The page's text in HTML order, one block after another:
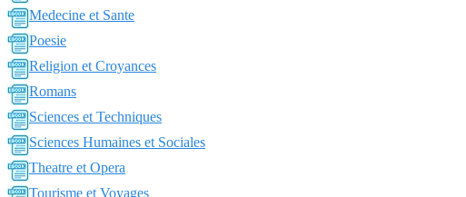
Medecine et Sante
Poesie
Religion et Croyances
Romans
Sciences et Techniques
Sciences Humaines et Sociales
Theatre et Opera
Tourisme et Voyages